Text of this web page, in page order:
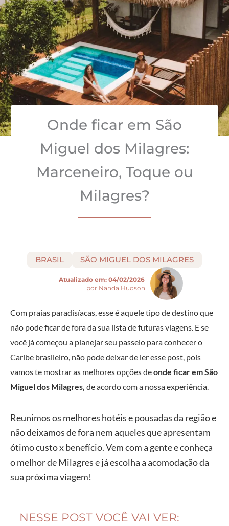
Onde ficar em São
Miguel dos Milagres:
Marceneiro, Toque ou
Milagres?
BRASIL SÃO MIGUEL DOS MILAGRES
Atualizado em: 04/02/2026
por Nanda Hudson
Com praias paradisíacas, esse é aquele tipo de destino que
não pode ficar de fora da sua lista de futuras viagens. E se
você já começou a planejar seu passeio para conhecer o
Caribe brasileiro, não pode deixar de ler esse post, pois
vamos te mostrar as melhores opções deonde ficar em São
Miguel dos Milagres, de acordo com a nossa experiência.
Reunimos os melhores hotéis e pousadas da região e
não deixamos de fora nem aqueles que apresentam
ótimo custo x benefício. Vem com a gente e conheça
o melhor de Milagres e já escolha a acomodação da
sua próxima viagem!
NESSE POST VOCÊ VAI VER: